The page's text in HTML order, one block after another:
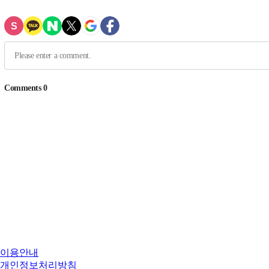
이용안내
개인정보처리방침